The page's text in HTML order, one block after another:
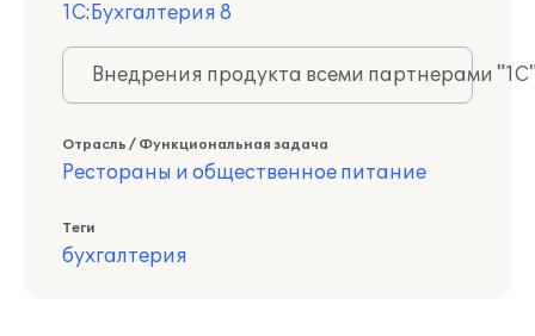
1С:Бухгалтерия 8
Внедрения продукта всеми партнерами
Отрасль / Функциональная задача
Рестораны и общественное питание
Теги
бухгалтерия